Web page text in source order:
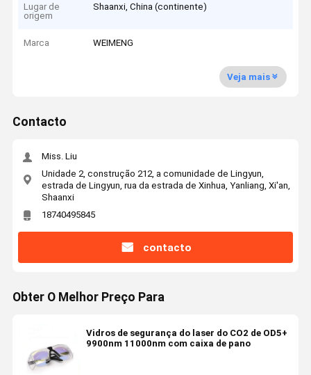
Lugar de
origem
Shaanxi, China (continente)
Marca WEIMENG
Veja mais
Contacto
Miss. Liu
Unidade 2, construção 212, a comunidade de Lingyun,
estrada de Lingyun, rua da estrada de Xinhua, Yanliang, Xi'an,
Shaanxi
18740495845
contacto
Obter O Melhor Preço Para
Vidros de segurança do laser do CO2 de OD5+
9900nm 11000nm com caixa de pano